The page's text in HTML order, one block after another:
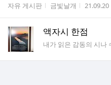
게시판명
자유 게시판 작성자
금빛날개 작성시간
21.09.20
액자시 한점
게시판명
내가 읽은 감동의 시나